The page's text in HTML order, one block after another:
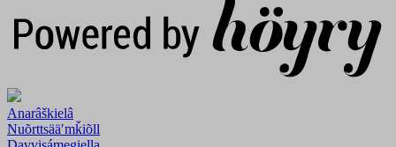
Anarâškielâ
Nuõrttsääʹmǩiõll